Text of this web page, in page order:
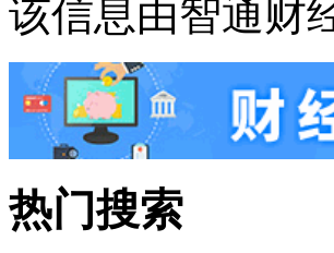
该信息由智通财
热门搜索